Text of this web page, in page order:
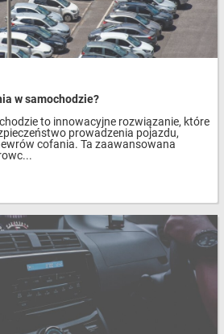
w samochodzie?
to innowacyjne rozwiązanie, które
prowadzenia pojazdu,
cofania. Ta zaawansowana